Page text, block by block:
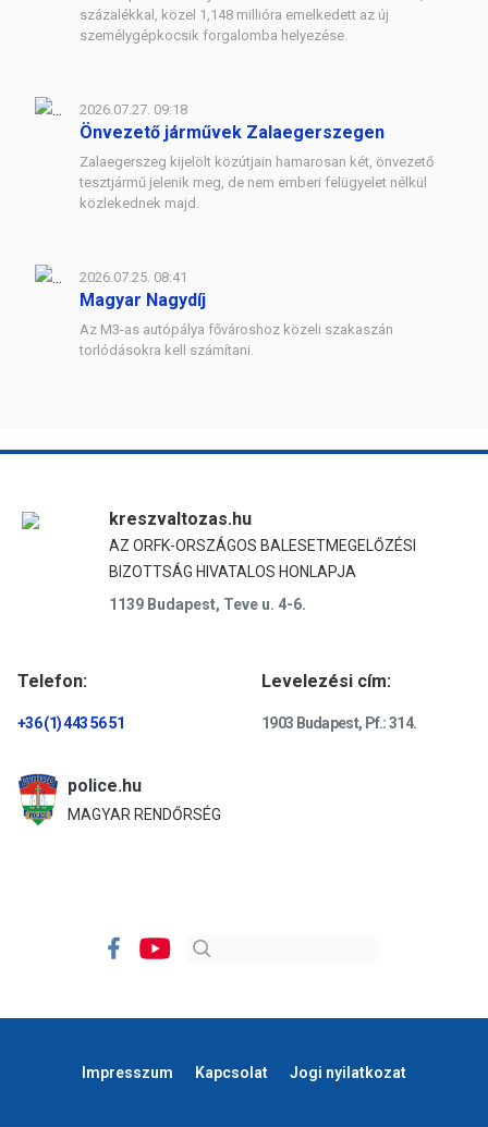
százalékkal, közel 1,148 millióra emelkedett az új
személygépkocsik forgalomba helyezése.
2026.07.27. 09:18
Önvezető járművek Zalaegerszegen
Zalaegerszeg kijelölt közútjain hamarosan két, önvezető
tesztjármű jelenik meg, de nem emberi felügyelet nélkül
közlekednek majd.
2026.07.25. 08:41
Magyar Nagydíj
Az M3-as autópálya fővároshoz közeli szakaszán
torlódásokra kell számítani.
kreszvaltozas.hu
AZ ORFK-ORSZÁGOS BALESETMEGELŐZÉSI
BIZOTTSÁG HIVATALOS HONLAPJA
1139 Budapest, Teve u. 4-6.
Telefon:
+36 (1) 443 56 51
Levelezési cím:
1903 Budapest, Pf.: 314.
police.hu
MAGYAR RENDŐRSÉG
Impresszum Kapcsolat Jogi nyilatkozat